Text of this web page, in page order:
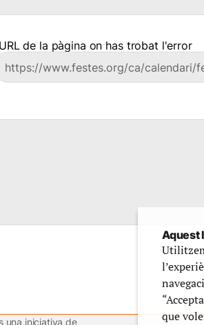
URL de la pàgina on has trobat l'error
una iniciativa de
Aquest
que